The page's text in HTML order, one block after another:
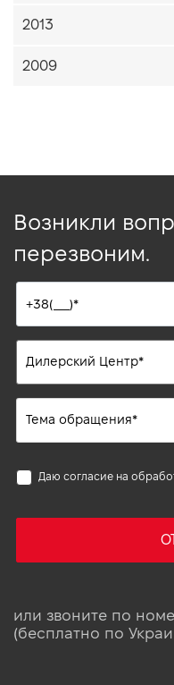
2013
2009
Возникли
перезвоним.
Даю согласие на
или звоните по
(бесплатно по